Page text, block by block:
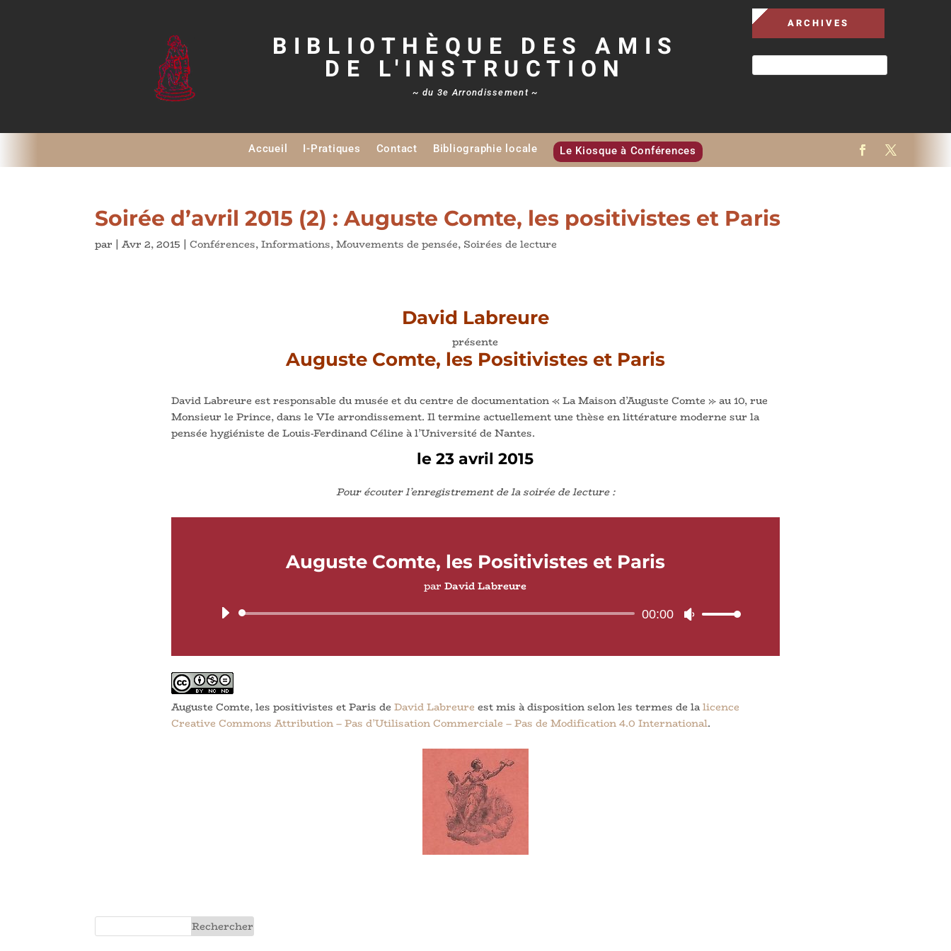
BIBLIOTHÈQUE DES AMIS
DE L'INSTRUCTION
~ du 3e Arrondissement ~
ARCHIVES
Accueil I-Pratiques Contact Bibliographie locale Le Kiosque à Conférences
Soirée d’avril 2015 (2) : Auguste Comte, les positivistes et Paris
par |Avr 2, 2015 |Conférences,Informations,Mouvements de pensée, Soirées de lecture
David Labreure
présente
Auguste Comte, les Positivistes et Paris
David Labreure est responsable du musée et du centre de documentation « La Maison d’Auguste Comte » au 10, rue
Monsieur le Prince, dans le VIe arrondissement. Il termine actuellement une thèse en littérature moderne sur la
pensée hygiéniste de Louis-Ferdinand Céline à l’Université de Nantes.
le 23 avril 2015
Pour écouter l’enregistrement de la soirée de lecture :
Auguste Comte, les Positivistes et Paris
parDavid Labreure
Lecteur
00:00
Utilisez
ou
diminuer
Auguste Comte, les positivistes et Paris de David Labreure est mis à disposition selon les termes de lalicence
Creative Commons Attribution – Pas d’Utilisation Commerciale – Pas de Modification 4.0 International.